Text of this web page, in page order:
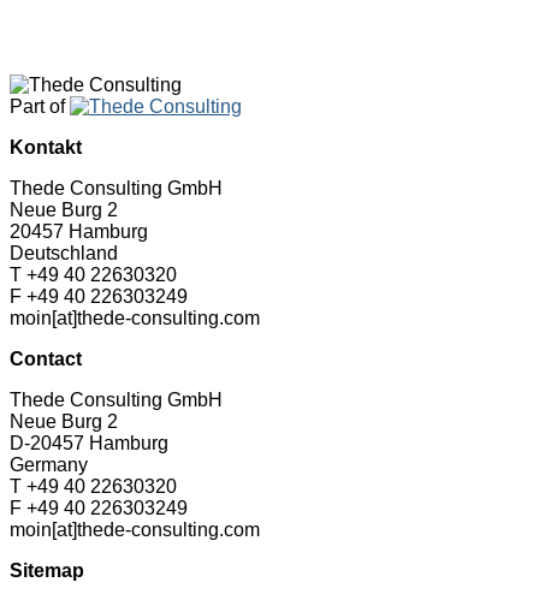
Part of
Kontakt
Thede Consulting GmbH
Neue Burg 2
20457 Hamburg
Deutschland
T +49 40 22630320
F +49 40 226303249
moin[at]thede-consulting.com
Contact
Thede Consulting GmbH
Neue Burg 2
D-20457 Hamburg
Germany
T +49 40 22630320
F +49 40 226303249
moin[at]thede-consulting.com
Sitemap